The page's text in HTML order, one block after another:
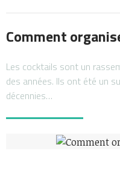
Comment
Les cocktails sont un
des années. Ils ont été un
décennies…